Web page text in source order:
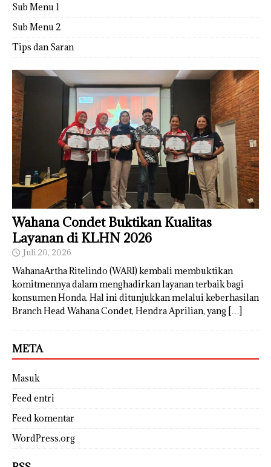
Sub Menu 1
Sub Menu 2
Tips dan Saran
Wahana Condet Buktikan Kualitas
Layanan di KLHN 2026
Juli 20, 2026
WahanaArtha Ritelindo (WARI) kembali membuktikan
komitmennya dalam menghadirkan layanan terbaik bagi
konsumen Honda. Hal ini ditunjukkan melalui keberhasilan
Branch Head Wahana Condet, Hendra Aprilian, yang […]
META
Masuk
Feed entri
Feed komentar
WordPress.org